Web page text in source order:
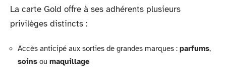
La carte Gold offre à ses adhérents plusieurs
privilèges distincts :
Accès anticipé aux sorties de grandes marques : parfums,
soins ou maquillage